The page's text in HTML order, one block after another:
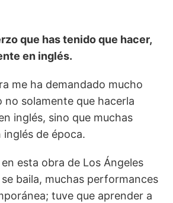
que has tenido que hacer,
en inglés.
me ha demandado mucho
no solamente que hacerla
inglés, sino que muchas
de época.
esta obra de Los Ángeles
baila, muchas performances
tuve que aprender a